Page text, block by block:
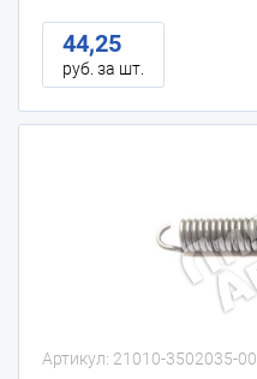
44,25
руб. за шт.
Артикул: 21010-3502035-00